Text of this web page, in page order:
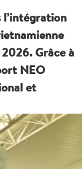
Grâce à
NEO
et